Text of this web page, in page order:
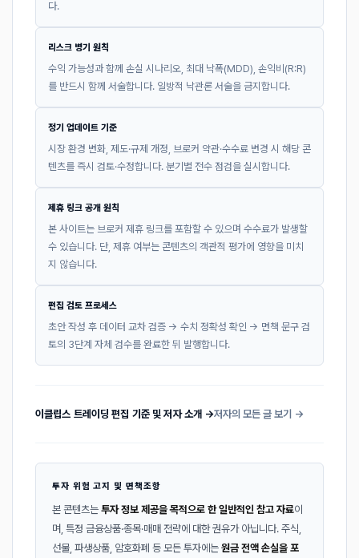
다.
리스크 병기 원칙
수익 가능성과 함께 손실 시나리오, 최대 낙폭(MDD), 손익비(R:R)
를 반드시 함께 서술합니다. 일방적 낙관론 서술을 금지합니다.
정기 업데이트 기준
시장 환경 변화, 제도·규제 개정, 브로커 약관·수수료 변경 시 해당 콘
텐츠를 즉시 검토·수정합니다. 분기별 전수 점검을 실시합니다.
제휴 링크 공개 원칙
본 사이트는 브로커 제휴 링크를 포함할 수 있으며 수수료가 발생할
수 있습니다. 단, 제휴 여부는 콘텐츠의 객관적 평가에 영향을 미치
지 않습니다.
편집 검토 프로세스
초안 작성 후 데이터 교차 검증 → 수치 정확성 확인 → 면책 문구 검
토의 3단계 자체 검수를 완료한 뒤 발행합니다.
이클립스 트레이딩 편집 기준 및 저자 소개 →저자의 모든 글 보기 →
투자 위험 고지 및 면책조항
본 콘텐츠는 투자 정보 제공을 목적으로 한 일반적인 참고 자료이
며, 특정 금융상품·종목·매매 전략에 대한 권유가 아닙니다. 주식,
선물, 파생상품, 암호화폐 등 모든 투자에는 원금 전액 손실을 포